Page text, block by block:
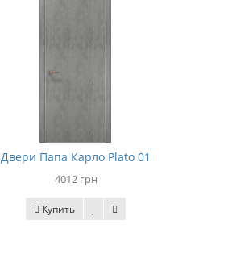
Двери Папа Карло Plato 01
4012 грн
Купить